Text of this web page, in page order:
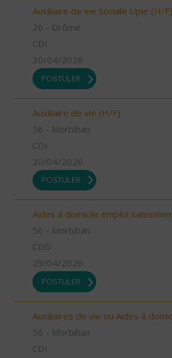
Auxiliaire de vie sociale Upie (H/F)
26 - Drôme
CDI
30/04/2026
POSTULER
Auxiliaire de vie (H/F)
56 - Morbihan
CDI
30/04/2026
POSTULER
Aides à domicile emploi
56 - Morbihan
CDD
29/04/2026
POSTULER
Auxiliaires de vie ou Aides à
56 - Morbihan
CDI